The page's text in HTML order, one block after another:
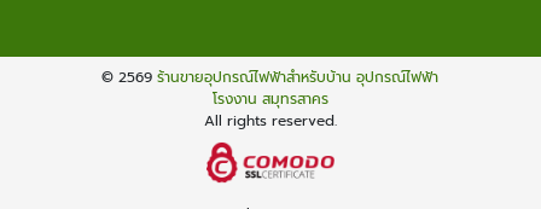
© 2569ร้านขายอุปกรณ์ไฟฟ้าสำหรับบ้าน อุปกรณ์ไฟฟ้า
โรงงาน สมุทรสาคร
All rights reserved.